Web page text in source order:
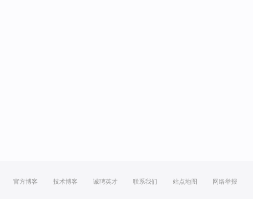
官方博客 技术博客 诚聘英才 联系我们 站点地图 网络举报